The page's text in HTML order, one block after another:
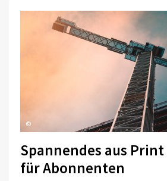
©
Spannendes aus
für Abonnenten